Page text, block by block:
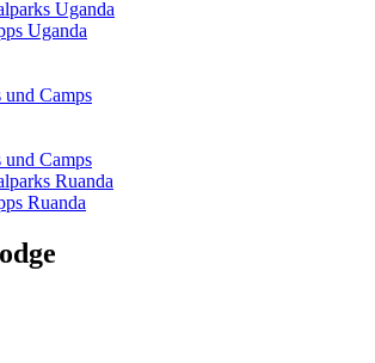
Uganda
Uganda
und Camps
und Camps
Ruanda
Ruanda